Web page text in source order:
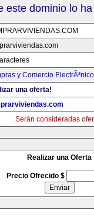
este dominio lo
y Comercio ElectrÃ³nico
una oferta!
Serán consideradas
Realizar una Oferta
Precio Ofrecido $